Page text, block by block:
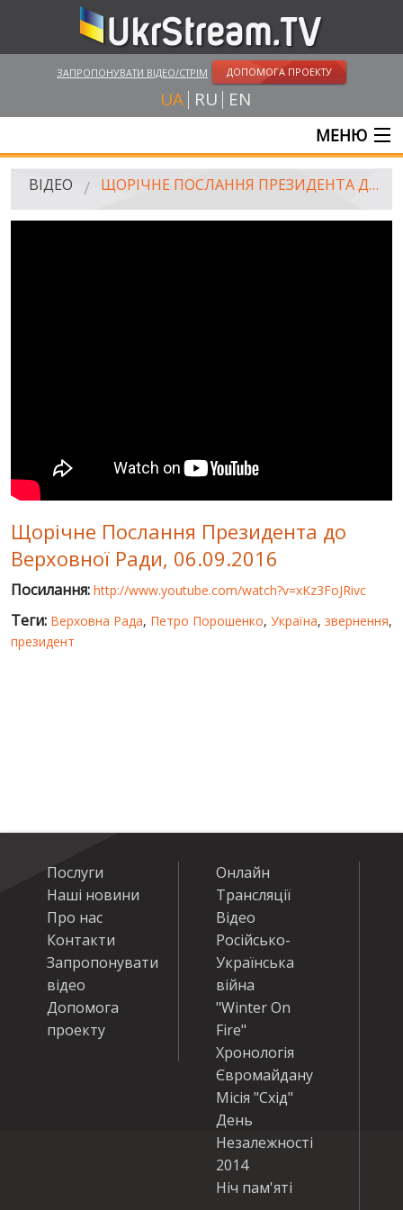
ЗАПРОПОНУВАТИ ВІДЕО/СТРІМ ДОПОМОГА ПРОЕКТУ
UA RU EN
МЕНЮ
ГОЛОВНА
ПУБЛІЧНІ ЛЮДИ
РОСІЙСЬКО-УКРАЇНСЬКА ВІЙНА
"WINTER ON FIRE"
ХРОНОЛОГІЯ ЄВРОМАЙДАНУ
ВІДЕО ЩОРІЧНЕ ПОСЛАННЯ ПРЕЗИДЕНТА ДО ВЕРХОВНОЇ РАДИ, 06.09.2016
Щорічне Послання Президента до
Верховної Ради, 06.09.2016
Посилання: http://www.youtube.com/watch?v=xKz3FoJRivc
Теги: Верховна Рада, Петро Порошенко, Україна, звернення,
президент
Послуги
Наші новини
Про нас
Контакти
Запропонувати
відео
Допомога
проекту
Онлайн
Трансляції
Відео
Російсько-
Українська
війна
"Winter On
Fire"
Хронологія
Євромайдану
Місія "Схід"
День
Незалежності
2014
Ніч пам'яті